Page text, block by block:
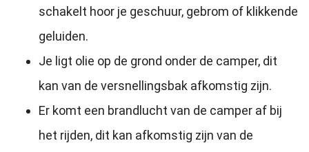
schakelt hoor je geschuur, gebrom of klikkende
geluiden.
Je ligt olie op de grond onder de camper, dit
kan van de versnellingsbak afkomstig zijn.
Er komt een brandlucht van de camper af bij
het rijden, dit kan afkomstig zijn van de